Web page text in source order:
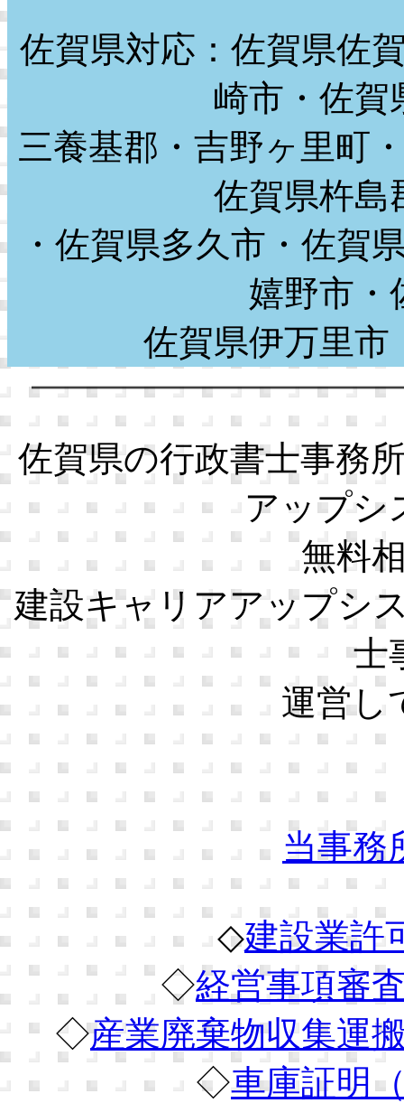
佐賀県対応：佐賀県佐
崎市・佐賀
三養基郡・吉野ヶ里町
佐賀県杵島
・佐賀県多久市・佐賀
嬉野市・
佐賀県伊万里
佐賀県の行政書士事務
アップシ
無料
建設キャリアアップシ
士
運営し
当事務
◇建設業許
◇経営事項審
◇産業廃棄物収集運
◇車庫証明